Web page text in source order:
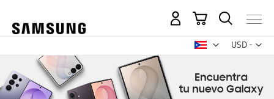
USD -
dólar
Mi carrito